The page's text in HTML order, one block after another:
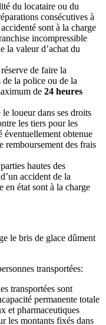
du locataire ou du
consécutives à
sont à la charge
incompressible
la valeur d’achat du
de faire la
de la police ou de la
de 24 heures
loueur dans ses droits
les tiers pour les
éventuellement obtenue
remboursement des frais
hautes des
accident de la
en état sont à la charge
le bris de glace dûment
transportées:
transportées sont
permanente totale
et pharmaceutiques
les montants fixés dans